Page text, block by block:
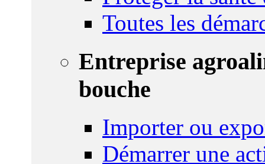
Toutes les
Entreprise
bouche
Importer ou
Démarrer une